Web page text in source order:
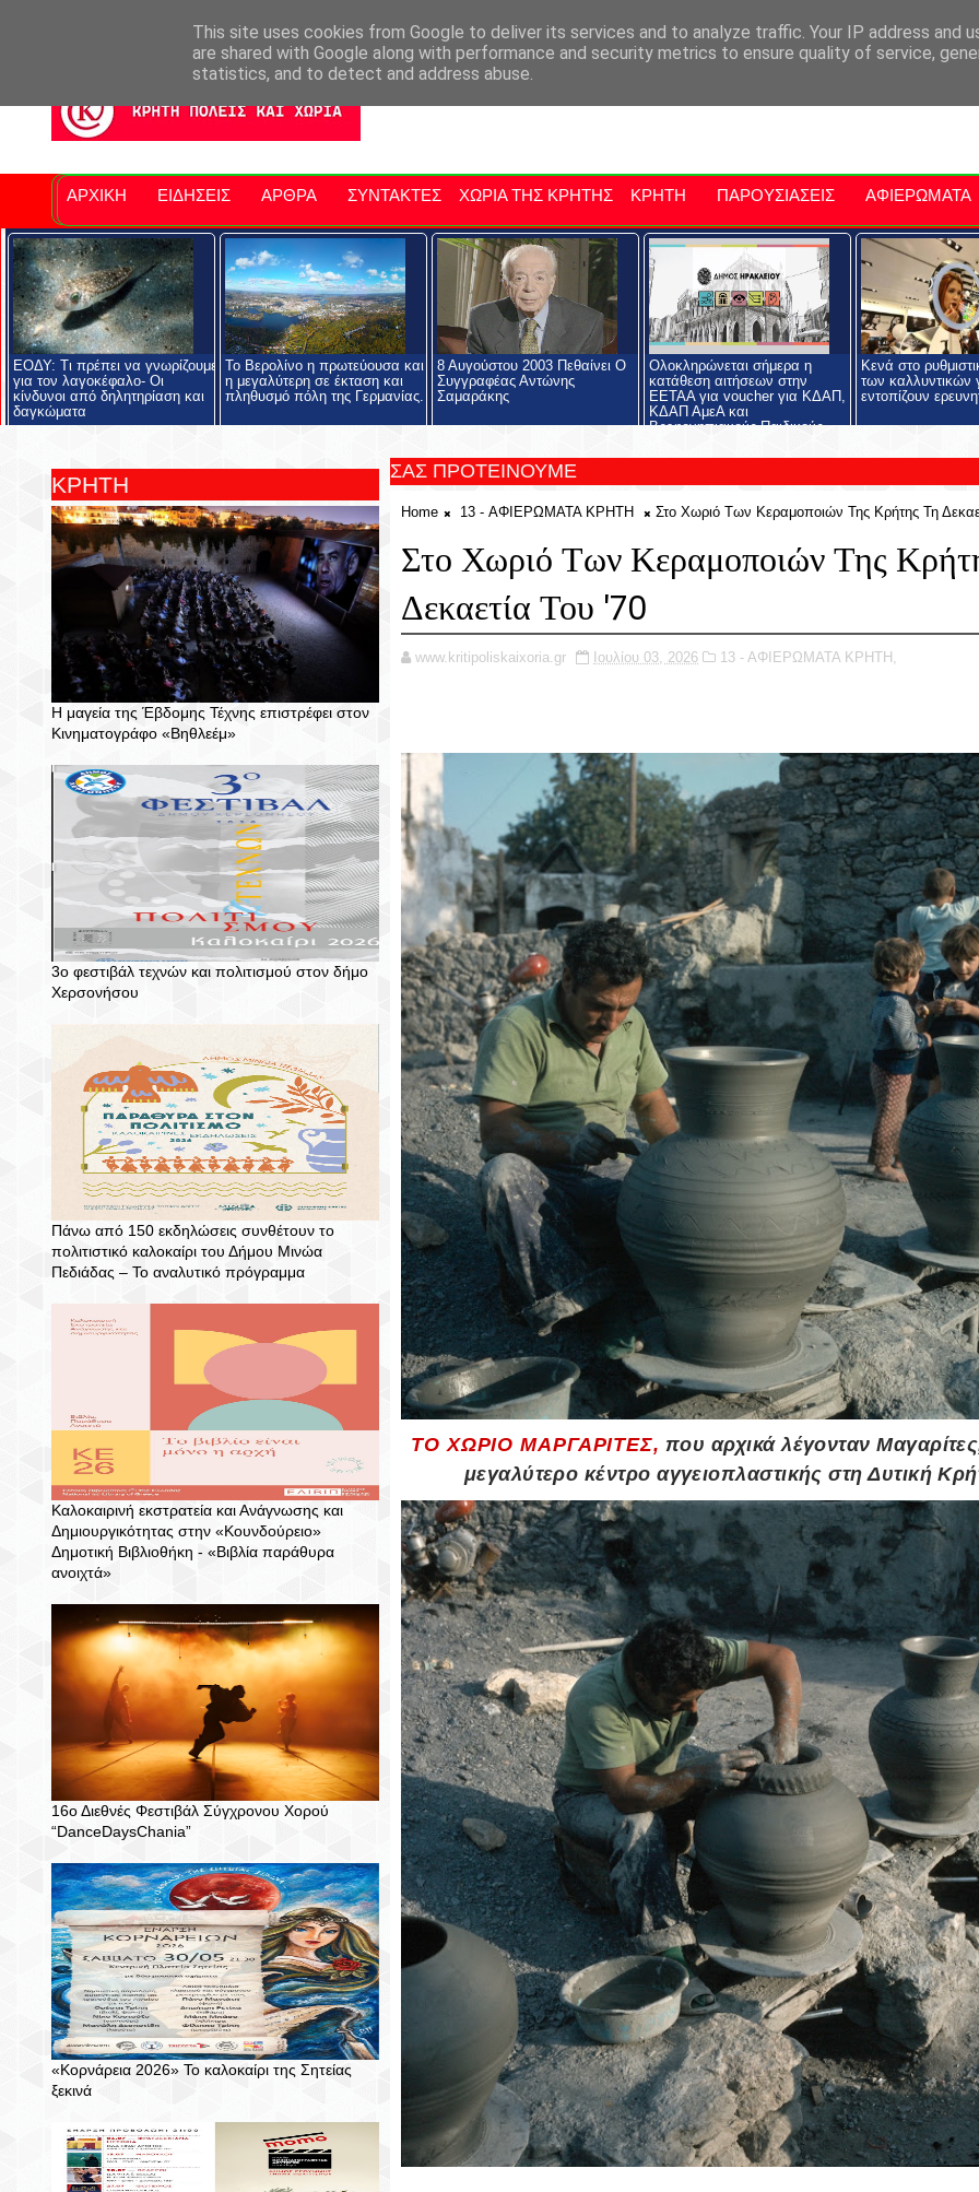
Νομός Λασιθίου Αγαπάμε Ρέθυμνο Επαρχία Μαλεβιζίου Εκδηλώσεις Στην Κρήτη Kriti Traveller
ΑΡΧΙΚΗ ΕΙΔΗΣΕΙΣ ΑΡΘΡΑ ΣΥΝΤΑΚΤΕΣ ΧΩΡΙΑ ΤΗΣ ΚΡΗΤΗΣ ΚΡΗΤΗ ΠΑΡΟΥΣΙΑΣΕΙΣ ΑΦΙΕΡΩΜΑΤΑ
ΕΟΔΥ: Τι πρέπει να γνωρίζουμε
για τον λαγοκέφαλο- Οι
κίνδυνοι από δηλητηρίαση και
δαγκώματα
Το Βερολίνο η πρωτεύουσα και
η μεγαλύτερη σε έκταση και
πληθυσμό πόλη της Γερμανίας.
8 Αυγούστου 2003 Πεθαίνει Ο
Συγγραφέας Αντώνης
Σαμαράκης
Ολοκληρώνεται σήμερα η
κατάθεση αιτήσεων στην
ΕΕΤΑΑ για voucher για ΚΔΑΠ,
ΚΔΑΠ ΑμεΑ και
Βρεφονηπιακούς-Παιδικούς
Κενά στο
των καλλυντικών
εντοπίζουν
ΚΡΗΤΗ
Η μαγεία της Έβδομης Τέχνης επιστρέφει στον
Κινηματογράφο «Βηθλεέμ»
3ο φεστιβάλ τεχνών και πολιτισμού στον δήμο
Χερσονήσου
Πάνω από 150 εκδηλώσεις συνθέτουν το
πολιτιστικό καλοκαίρι του Δήμου Μινώα
Πεδιάδας – To αναλυτικό πρόγραμμα
Καλοκαιρινή εκστρατεία και Ανάγνωσης και
Δημιουργικότητας στην «Κουνδούρειο»
Δημοτική Βιβλιοθήκη - «Βιβλία παράθυρα
ανοιχτά»
16ο Διεθνές Φεστιβάλ Σύγχρονου Χορού
“DanceDaysChania”
«Κορνάρεια 2026» Το καλοκαίρι της Σητείας
ξεκινά
ΣΑΣ ΠΡΟΤΕΙΝΟΥΜΕ
Home 13 - ΑΦΙΕΡΩΜΑΤΑ ΚΡΗΤΗ Στο Χωριό Των Κεραμοποιών Της Κρήτης Τη
Στο Χωριό Των Κεραμοποιών Της
Δεκαετία Του '70
www.kritipoliskaixoria.gr Ιουλίου 03, 2026 13 - ΑΦΙΕΡΩΜΑΤΑ ΚΡΗΤΗ,
ΤΟ ΧΩΡΙΟ ΜΑΡΓΑΡΙΤΕΣ, που αρχικά λέγονταν
μεγαλύτερο κέντρο αγγειοπλαστικής στη Δυτική
This site uses cookies from Google to deliver its services and to analyze traffic. Your IP address and
are shared with Google along with performance and security metrics to ensure quality of service,
statistics, and to detect and address abuse.